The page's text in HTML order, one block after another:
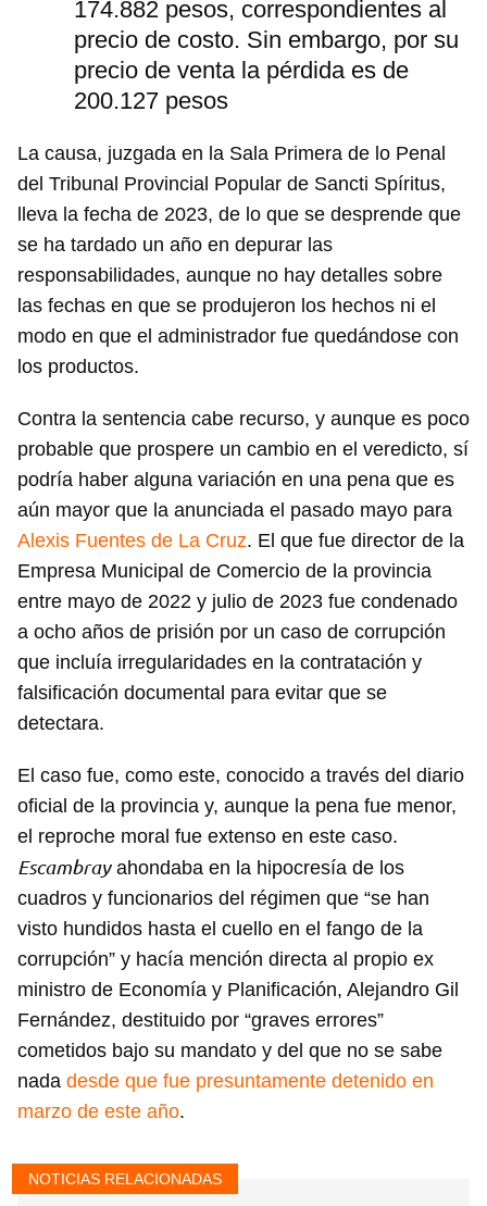
174.882 pesos, correspondientes al
precio de costo. Sin embargo, por su
precio de venta la pérdida es de
200.127 pesos
La causa, juzgada en la Sala Primera de lo Penal
del Tribunal Provincial Popular de Sancti Spíritus,
lleva la fecha de 2023, de lo que se desprende que
se ha tardado un año en depurar las
responsabilidades, aunque no hay detalles sobre
las fechas en que se produjeron los hechos ni el
modo en que el administrador fue quedándose con
los productos.
Contra la sentencia cabe recurso, y aunque es poco
probable que prospere un cambio en el veredicto, sí
podría haber alguna variación en una pena que es
aún mayor que la anunciada el pasado mayo para
Alexis Fuentes de La Cruz. El que fue director de la
Empresa Municipal de Comercio de la provincia
entre mayo de 2022 y julio de 2023 fue condenado
a ocho años de prisión por un caso de corrupción
que incluía irregularidades en la contratación y
falsificación documental para evitar que se
detectara.
El caso fue, como este, conocido a través del diario
oficial de la provincia y, aunque la pena fue menor,
el reproche moral fue extenso en este caso.
Escambrayahondaba en la hipocresía de los
cuadros y funcionarios del régimen que “se han
visto hundidos hasta el cuello en el fango de la
corrupción” y hacía mención directa al propio ex
ministro de Economía y Planificación, Alejandro Gil
Fernández, destituido por “graves errores”
cometidos bajo su mandato y del que no se sabe
nada desde que fue presuntamente detenido en
marzo de este año.
NOTICIAS RELACIONADAS